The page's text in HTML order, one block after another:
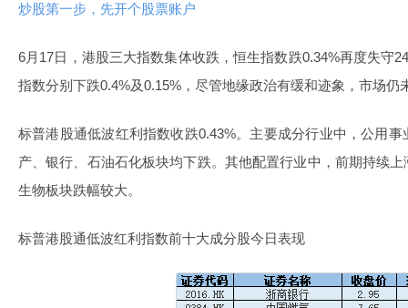
炒股第一步，先开个股票账户
6月17日，港股三大指数集体收跌，恒生指数跌0.34%再度失守
指数分别下跌0.4%及0.15%，尽管地缘政治有缓和迹象，市场仍
标普港股通低波红利指数收跌0.43%。主要成分行业中，公用
产、银行、石油石化板块均下跌。其他配置行业中，前期持续
生物板块跌幅较大。
标普港股通低波红利指数前十大成分股今日表现